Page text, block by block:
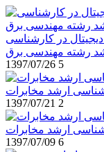
در کارشناسی
رشته مهندسی برق
1397/07/26 5
ارشد مخابرات
1397/07/21 2
ارشد مخابرات
1397/07/09 6